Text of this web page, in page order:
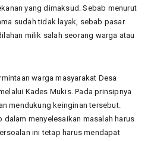
yang dimaksud. Sebab menurut
sudah tidak layak, sebab pasar
milik salah seorang warga atau
warga masyarakat Desa
Kades Mukis. Pada prinsipnya
mendukung keinginan tersebut.
dalam menyelesaikan masalah harus
ini tetap harus mendapat